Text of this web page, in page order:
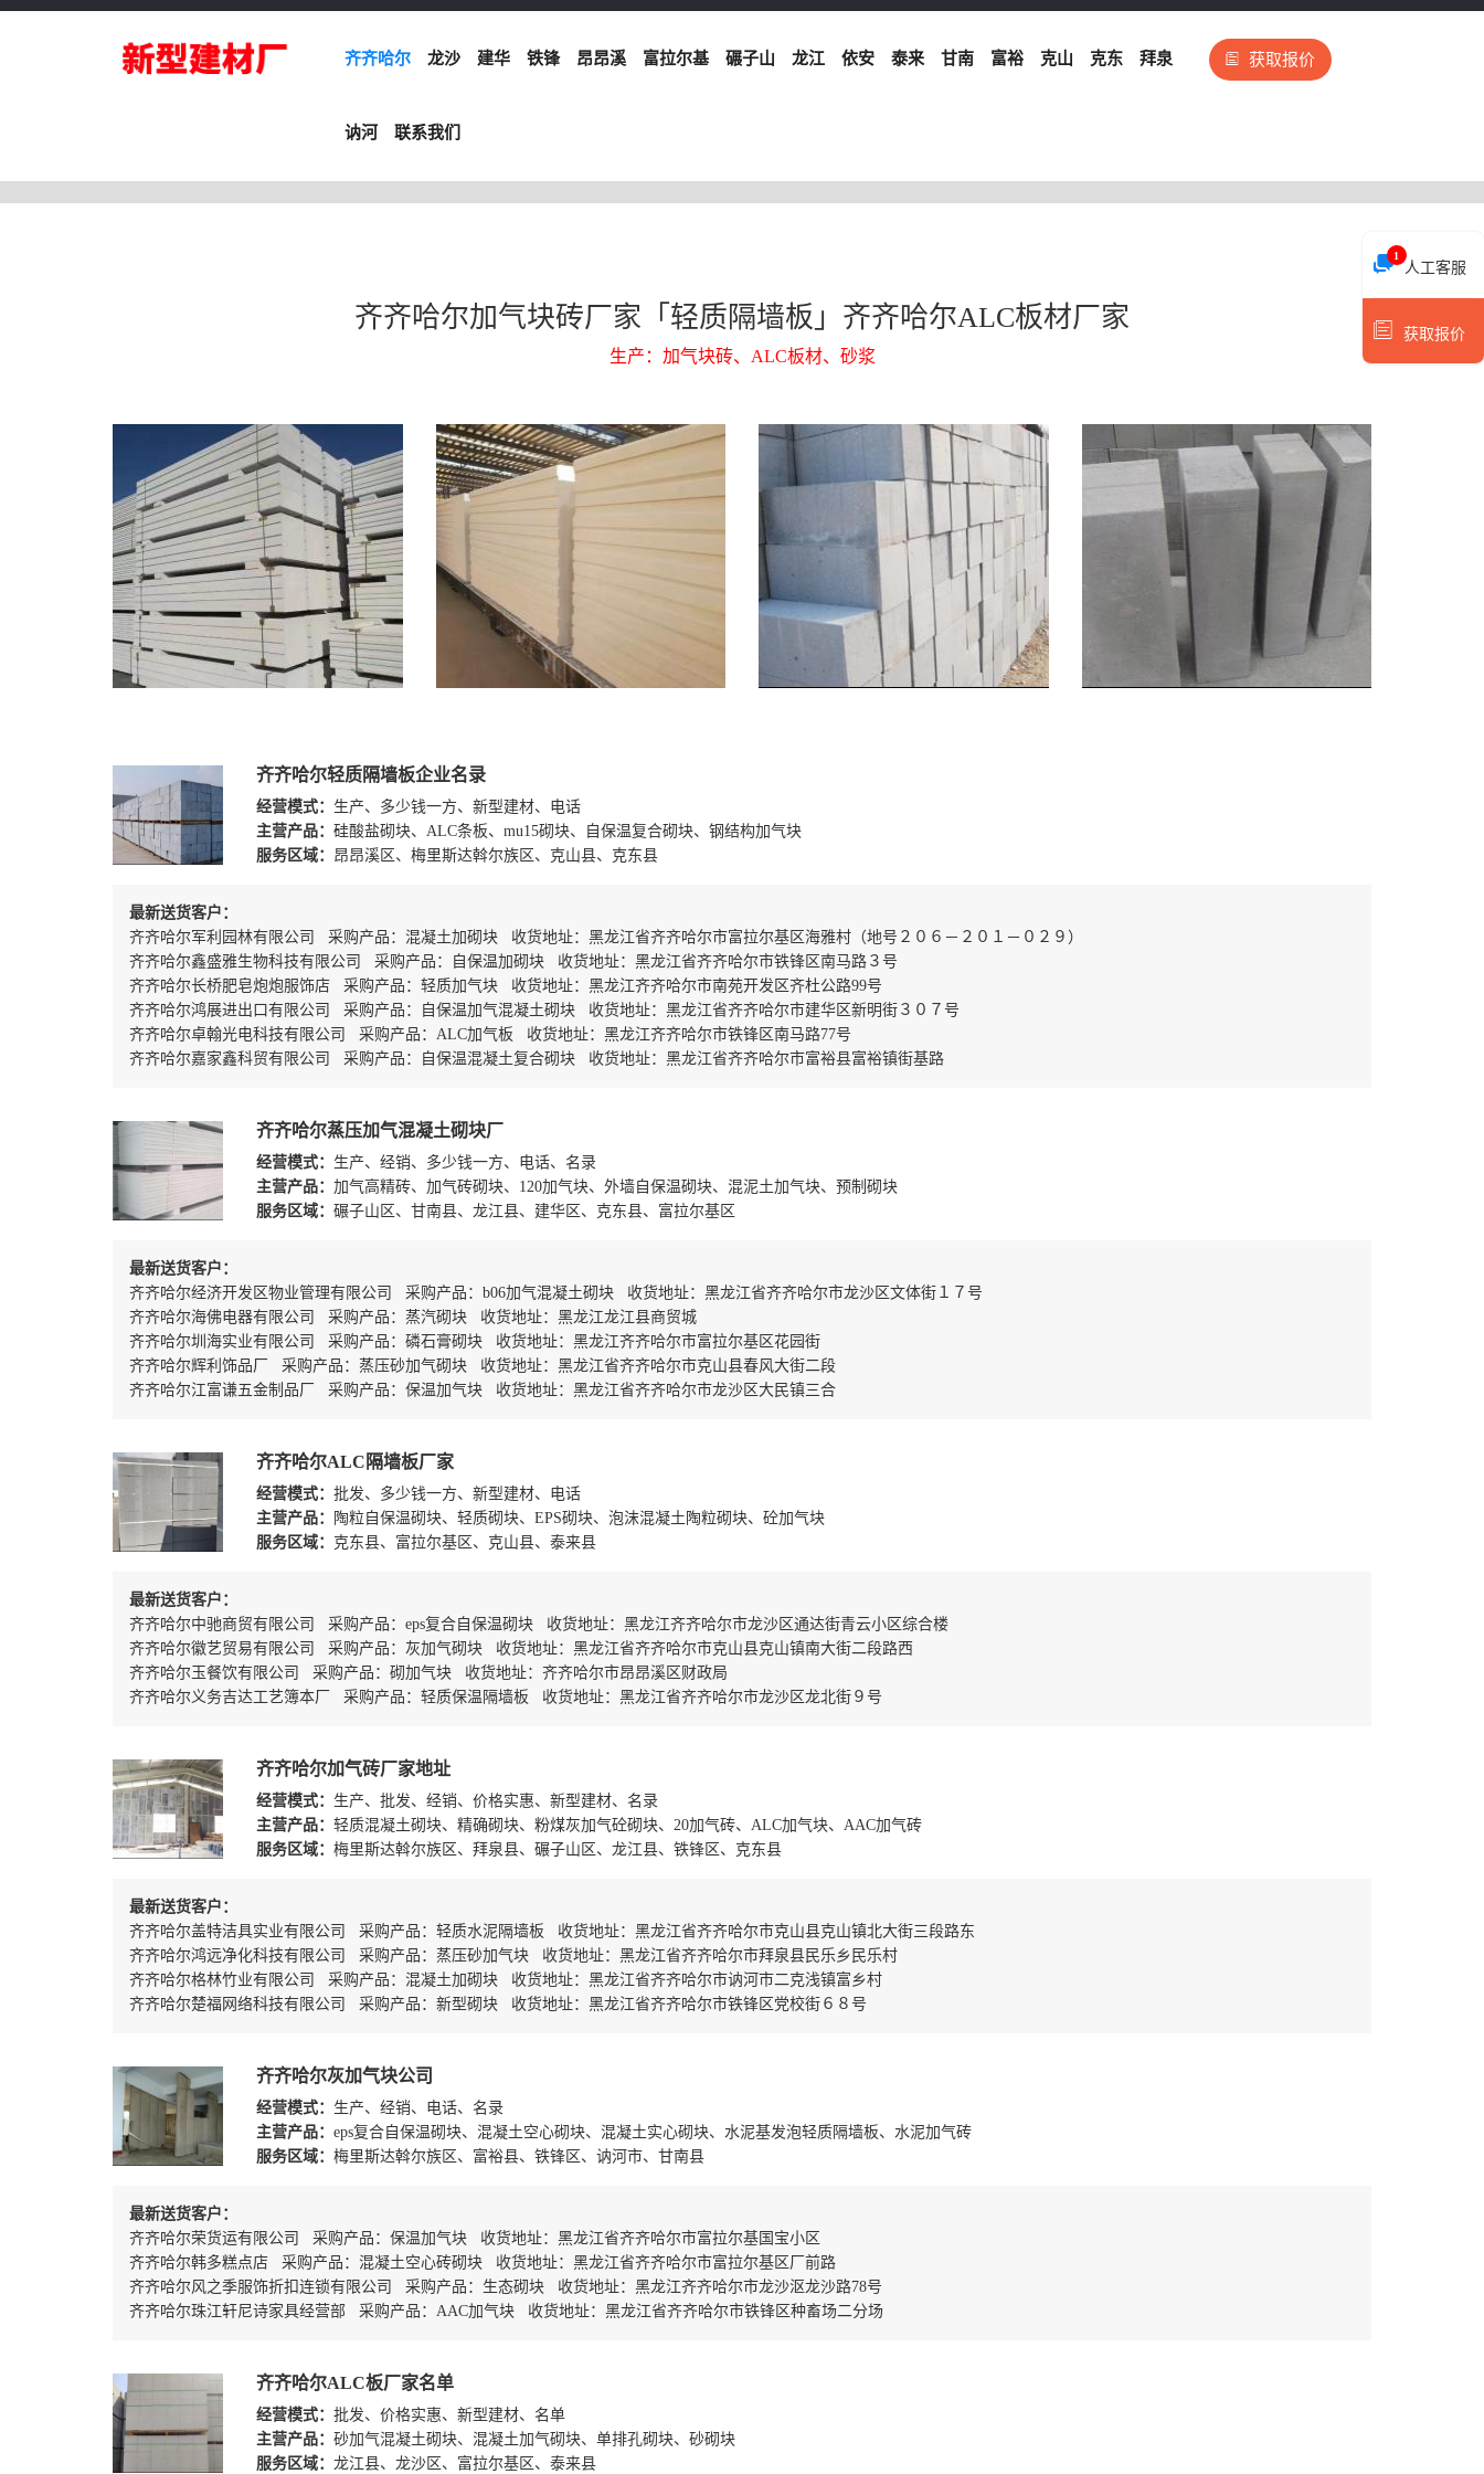
齐齐哈尔 龙沙 建华 铁锋 昂昂溪 富拉尔基 碾子山 龙江 依安 泰来 甘南 富裕 克山 克东 拜泉
讷河 联系我们
获取报价
齐齐哈尔加气块砖厂家「轻质隔墙板」齐齐哈尔ALC板材厂家
生产：加气块砖、ALC板材、砂浆
齐齐哈尔轻质隔墙板企业名录
经营模式： 生产、多少钱一方、新型建材、电话
主营产品： 硅酸盐砌块、ALC条板、mu15砌块、自保温复合砌块、钢结构加气块
服务区域： 昂昂溪区、梅里斯达斡尔族区、克山县、克东县
最新送货客户：
齐齐哈尔军利园林有限公司 采购产品：混凝土加砌块 收货地址：黑龙江省齐齐哈尔市富拉尔基区海雅村（地号２０６－２０１－０２９）
齐齐哈尔鑫盛雅生物科技有限公司 采购产品：自保温加砌块 收货地址：黑龙江省齐齐哈尔市铁锋区南马路３号
齐齐哈尔长桥肥皂炮炮服饰店 采购产品：轻质加气块 收货地址：黑龙江齐齐哈尔市南苑开发区齐杜公路99号
齐齐哈尔鸿展进出口有限公司 采购产品：自保温加气混凝土砌块 收货地址：黑龙江省齐齐哈尔市建华区新明街３０７号
齐齐哈尔卓翰光电科技有限公司 采购产品：ALC加气板 收货地址：黑龙江齐齐哈尔市铁锋区南马路77号
齐齐哈尔嘉家鑫科贸有限公司 采购产品：自保温混凝土复合砌块 收货地址：黑龙江省齐齐哈尔市富裕县富裕镇街基路
齐齐哈尔蒸压加气混凝土砌块厂
经营模式： 生产、经销、多少钱一方、电话、名录
主营产品： 加气高精砖、加气砖砌块、120加气块、外墙自保温砌块、混泥土加气块、预制砌块
服务区域： 碾子山区、甘南县、龙江县、建华区、克东县、富拉尔基区
最新送货客户：
齐齐哈尔经济开发区物业管理有限公司 采购产品：b06加气混凝土砌块 收货地址：黑龙江省齐齐哈尔市龙沙区文体街１７号
齐齐哈尔海佛电器有限公司 采购产品：蒸汽砌块 收货地址：黑龙江龙江县商贸城
齐齐哈尔圳海实业有限公司 采购产品：磷石膏砌块 收货地址：黑龙江齐齐哈尔市富拉尔基区花园街
齐齐哈尔辉利饰品厂 采购产品：蒸压砂加气砌块 收货地址：黑龙江省齐齐哈尔市克山县春风大街二段
齐齐哈尔江富谦五金制品厂 采购产品：保温加气块 收货地址：黑龙江省齐齐哈尔市龙沙区大民镇三合
齐齐哈尔ALC隔墙板厂家
经营模式： 批发、多少钱一方、新型建材、电话
主营产品：
陶粒自保温砌块、轻质砌块、EPS砌块、泡沫混凝土陶粒砌块、砼加气块
服务区域： 克东县、富拉尔基区、克山县、泰来县
最新送货客户：
齐齐哈尔中驰商贸有限公司 采购产品：eps复合自保温砌块 收货地址：黑龙江齐齐哈尔市龙沙区通达街青云小区综合楼
齐齐哈尔徽艺贸易有限公司 采购产品：灰加气砌块 收货地址：黑龙江省齐齐哈尔市克山县克山镇南大街二段路西
齐齐哈尔玉餐饮有限公司 采购产品：砌加气块 收货地址：齐齐哈尔市昂昂溪区财政局
齐齐哈尔义务吉达工艺簿本厂 采购产品：轻质保温隔墙板 收货地址：黑龙江省齐齐哈尔市龙沙区龙北街９号
齐齐哈尔加气砖厂家地址
经营模式： 生产、批发、经销、价格实惠、新型建材、名录
主营产品： 轻质混凝土砌块、精确砌块、粉煤灰加气砼砌块、20加气砖、ALC加气块、AAC加气砖
服务区域： 梅里斯达斡尔族区、拜泉县、碾子山区、龙江县、铁锋区、克东县
最新送货客户：
齐齐哈尔盖特洁具实业有限公司 采购产品：轻质水泥隔墙板 收货地址：黑龙江省齐齐哈尔市克山县克山镇北大街三段路东
齐齐哈尔鸿远净化科技有限公司 采购产品：蒸压砂加气块 收货地址：黑龙江省齐齐哈尔市拜泉县民乐乡民乐村
齐齐哈尔格林竹业有限公司 采购产品：混凝土加砌块 收货地址：黑龙江省齐齐哈尔市讷河市二克浅镇富乡村
齐齐哈尔楚福网络科技有限公司 采购产品：新型砌块 收货地址：黑龙江省齐齐哈尔市铁锋区党校街６８号
齐齐哈尔灰加气块公司
经营模式： 生产、经销、电话、名录
主营产品： eps复合自保温砌块、混凝土空心砌块、混凝土实心砌块、水泥基发泡轻质隔墙板、水泥加气砖
服务区域： 梅里斯达斡尔族区、富裕县、铁锋区、讷河市、甘南县
最新送货客户：
齐齐哈尔荣货运有限公司 采购产品：保温加气块 收货地址：黑龙江省齐齐哈尔市富拉尔基国宝小区
齐齐哈尔韩多糕点店 采购产品：混凝土空心砖砌块 收货地址：黑龙江省齐齐哈尔市富拉尔基区厂前路
齐齐哈尔风之季服饰折扣连锁有限公司 采购产品：生态砌块 收货地址：黑龙江齐齐哈尔市龙沙沤龙沙路78号
齐齐哈尔珠江轩尼诗家具经营部 采购产品：AAC加气块 收货地址：黑龙江省齐齐哈尔市铁锋区种畜场二分场
齐齐哈尔ALC板厂家名单
经营模式： 批发、价格实惠、新型建材、名单
主营产品： 砂加气混凝土砌块、混凝土加气砌块、单排孔砌块、砂砌块
服务区域： 龙江县、龙沙区、富拉尔基区、泰来县
人工客服
1
获取报价